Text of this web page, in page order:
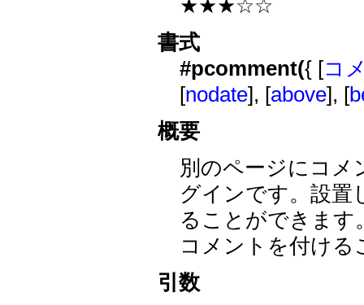
★★★☆☆
書式
#pcomment({ [コ
[nodate], [above], [
概要
別のページにコメ
グインです。設置
ることができます
コメントを付け
引数